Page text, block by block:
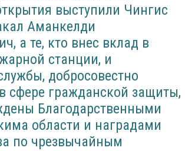
выступили Чингис
Аманкелди
а те, кто внес вклад в
станции, и
добросовестно
сфере гражданской защиты,
Благодарственными
области и наградами
по чрезвычайным